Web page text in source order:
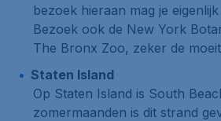
bezoek hieraan mag je
Bezoek ook de New York
The Bronx Zoo, zeker de
Staten Island
Op Staten Island is South
zomermaanden is dit strand